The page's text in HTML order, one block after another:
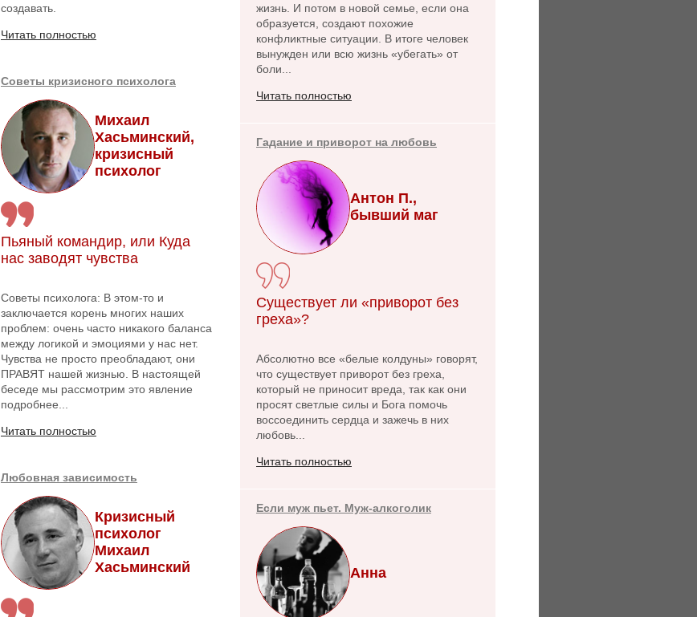
создавать.
Читать полностью
Советы кризисного психолога
Михаил
Хасьминский,
кризисный
психолог
Пьяный командир, или Куда
нас заводят чувства
Советы психолога: В этом-то и
заключается корень многих наших
проблем: очень часто никакого баланса
между логикой и эмоциями у нас нет.
Чувства не просто преобладают, они
ПРАВЯТ нашей жизнью. В настоящей
беседе мы рассмотрим это явление
подробнее...
Читать полностью
Любовная зависимость
Кризисный
психолог
Михаил
Хасьминский
жизнь. И потом в новой семье, если она
образуется, создают похожие
конфликтные ситуации. В итоге человек
вынужден или всю жизнь «убегать» от
боли...
Читать полностью
Гадание и приворот на любовь
Антон П.,
бывший маг
Существует ли «приворот без
греха»?
Абсолютно все «белые колдуны» говорят,
что существует приворот без греха,
который не приносит вреда, так как они
просят светлые силы и Бога помочь
воссоединить сердца и зажечь в них
любовь...
Читать полностью
Если муж пьет. Муж-алкоголик
Анна